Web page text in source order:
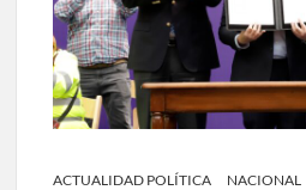
ACTUALIDAD POLÍTICA
NACIONAL